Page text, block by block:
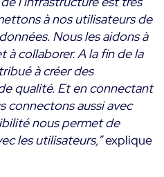
à nos utilisateurs de
Nous les aidons à
collaborer. A la fin de la
à créer des
qualité. Et en connectant
connectons aussi avec
nous permet de
les utilisateurs,”explique